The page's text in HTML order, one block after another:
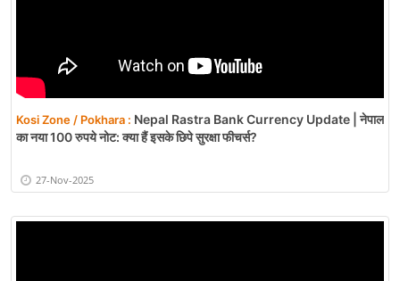
Kosi Zone / Pokhara : Nepal Rastra Bank Currency Update | नेपाल
का नया 100 रुपये नोट: क्या हैं इसके छिपे सुरक्षा फीचर्स?
27-Nov-2025